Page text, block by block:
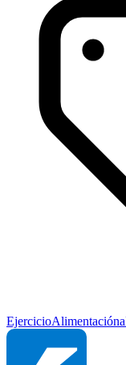
EjercicioAlimentación